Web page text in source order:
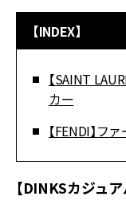
【INDEX】
【SAINT
カー
【FENDI】フ
【DINKSカジュア